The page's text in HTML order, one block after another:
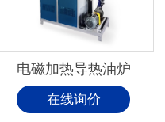
电磁加热导热油炉
在线询价